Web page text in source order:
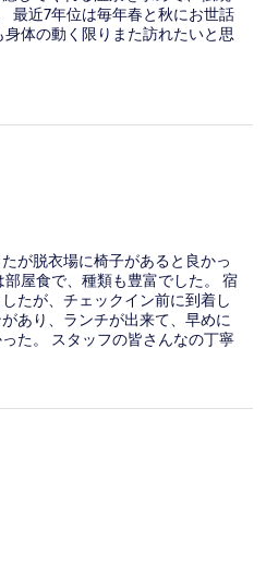
最近7年位は毎年春と秋にお世話
体の動く限りまた訪れたいと思
が脱衣場に椅子があると良かっ
屋食で、種類も豊富でした。 宿
たが、チェックイン前に到着し
あり、ランチが出来て、早めに
た。 スタッフの皆さんなの丁寧